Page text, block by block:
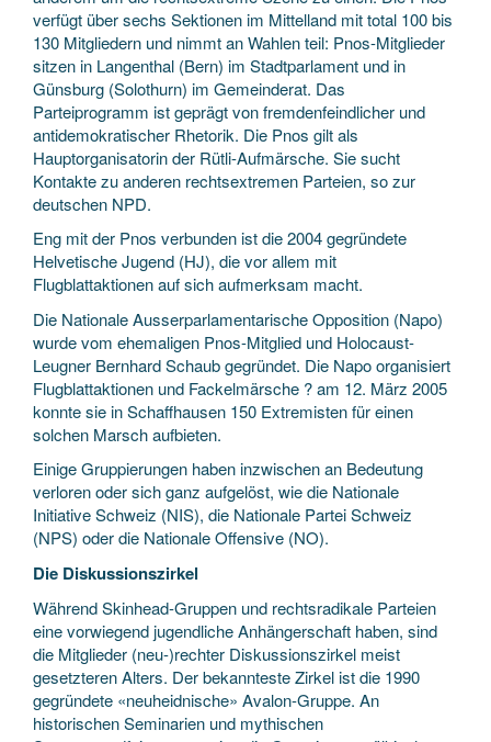
verfügt über sechs Sektionen im Mittelland mit total 100 bis
130 Mitgliedern und nimmt an Wahlen teil: Pnos-Mitglieder
sitzen in Langenthal (Bern) im Stadtparlament und in
Günsburg (Solothurn) im Gemeinderat. Das
Parteiprogramm ist geprägt von fremdenfeindlicher und
antidemokratischer Rhetorik. Die Pnos gilt als
Hauptorganisatorin der Rütli-Aufmärsche. Sie sucht
Kontakte zu anderen rechtsextremen Parteien, so zur
deutschen NPD.
Eng mit der Pnos verbunden ist die 2004 gegründete
Helvetische Jugend (HJ), die vor allem mit
Flugblattaktionen auf sich aufmerksam macht.
Die Nationale Ausserparlamentarische Opposition (Napo)
wurde vom ehemaligen Pnos-Mitglied und Holocaust-
Leugner Bernhard Schaub gegründet. Die Napo organisiert
Flugblattaktionen und Fackelmärsche ? am 12. März 2005
konnte sie in Schaffhausen 150 Extremisten für einen
solchen Marsch aufbieten.
Einige Gruppierungen haben inzwischen an Bedeutung
verloren oder sich ganz aufgelöst, wie die Nationale
Initiative Schweiz (NIS), die Nationale Partei Schweiz
(NPS) oder die Nationale Offensive (NO).
Die Diskussionszirkel
Während Skinhead-Gruppen und rechtsradikale Parteien
eine vorwiegend jugendliche Anhängerschaft haben, sind
die Mitglieder (neu-)rechter Diskussionszirkel meist
gesetzteren Alters. Der bekannteste Zirkel ist die 1990
gegründete «neuheidnische» Avalon-Gruppe. An
historischen Seminarien und mythischen